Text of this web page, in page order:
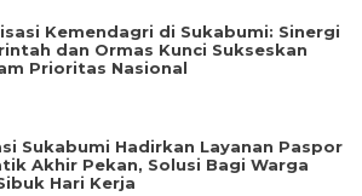
Kemendagri di Sukabumi: Sinergi
dan Ormas Kunci Sukseskan
Prioritas Nasional
Sukabumi Hadirkan Layanan Paspor
Akhir Pekan, Solusi Bagi Warga
Hari Kerja